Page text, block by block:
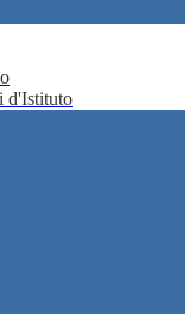
d'Istituto